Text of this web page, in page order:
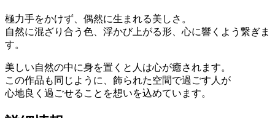
極力手をかけず、偶然に生まれる美しさ。
自然に混ざり合う色、浮かび上がる形、心に響くよう繋ぎま
す。
美しい自然の中に身を置くと人は心が癒されます。
この作品も同じように、飾られた空間で過ごす人が
心地良く過ごせることを想いを込めています。